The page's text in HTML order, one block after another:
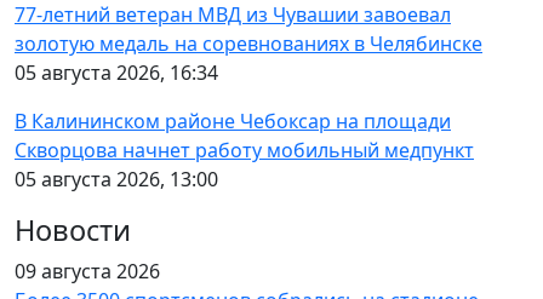
77-летний ветеран МВД из Чувашии завоевал
золотую медаль на соревнованиях в Челябинске
05 августа 2026, 16:34
В Калининском районе Чебоксар на площади
Скворцова начнет работу мобильный медпункт
05 августа 2026, 13:00
Новости
09 августа 2026